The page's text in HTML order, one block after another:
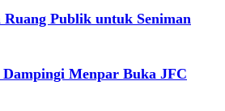
Publik untuk Seniman
Menpar Buka JFC